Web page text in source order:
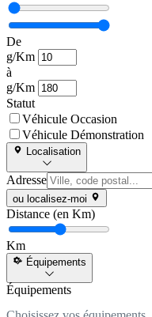
De
g/Km
à
g/Km
Statut
Véhicule Occasion
Véhicule Démonstration
Localisation
Adresse
ou localisez-moi
Distance (en Km)
Km
Équipements
Équipements